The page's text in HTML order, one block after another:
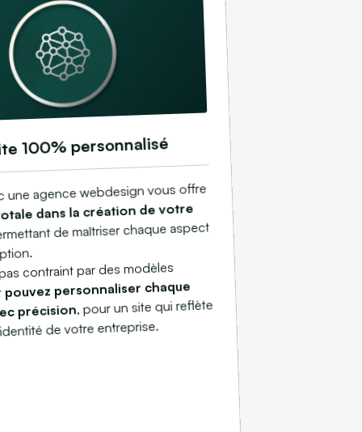
100% personnalisé
une agence webdesign vous offre
dans la création de votre
de maîtriser chaque aspect
contraint par des modèles
pouvez personnaliser chaque
précision , pour un site qui reflète
de votre entreprise.